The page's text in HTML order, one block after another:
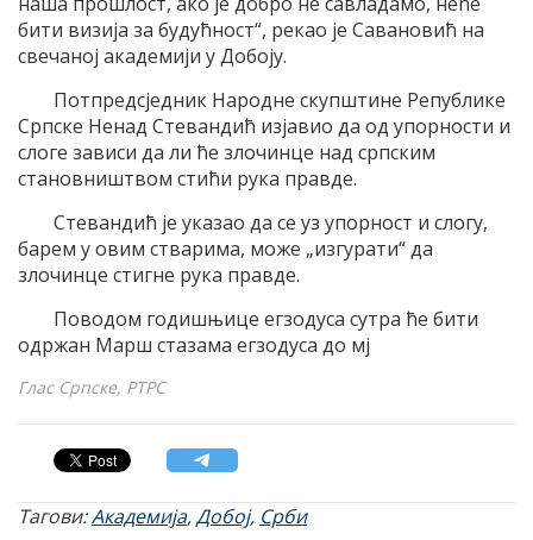
бити визија за будућност“, рекао је Савановић на
свечаној академији у Добоју.
Потпредсједник Народне скупштине Републике
Српске Ненад Стевандић изјавио да од упорности и
слоге зависи да ли ће злочинце над српским
становништвом стићи рука правде.
Стевандић је указао да се уз упорност и слогу,
барем у овим стварима, може „изгурати“ да
злочинце стигне рука правде.
Поводом годишњице егзодуса сутра ће бити
одржан Марш стазама егзодуса до мј
Глас Српске, РТРС
Тагови:Академија,Добој, Срби